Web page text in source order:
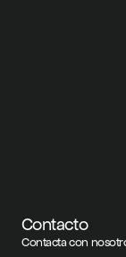
Contacto
Contacta con